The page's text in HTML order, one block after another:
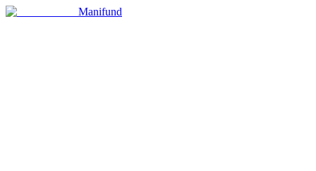
Manifund